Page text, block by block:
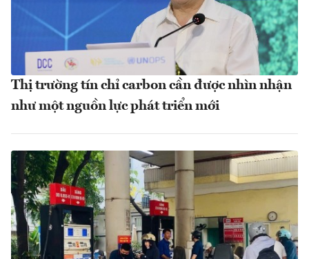
Thị trường tín chỉ carbon cần được nhìn nhận
như một nguồn lực phát triển mới